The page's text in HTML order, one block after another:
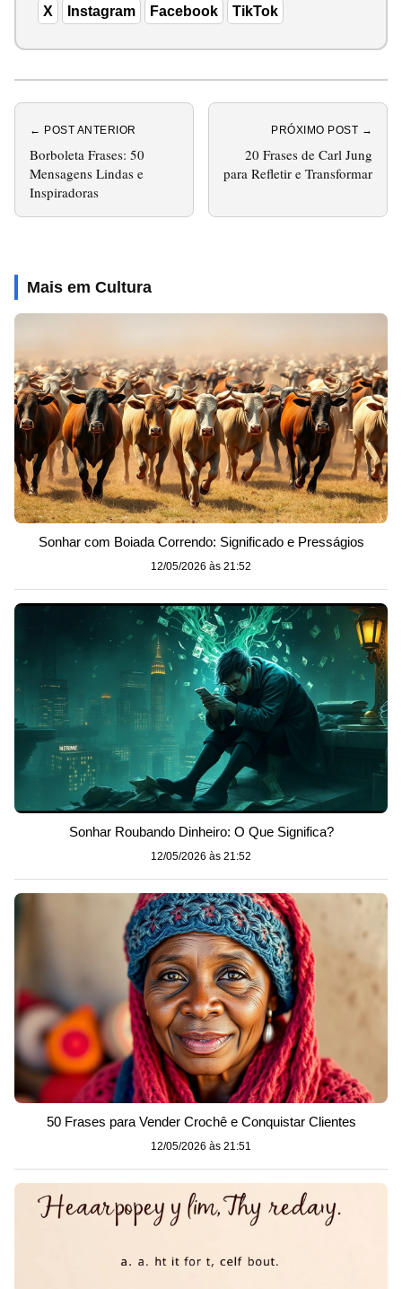
X Instagram Facebook TikTok
← POST ANTERIOR
Borboleta Frases: 50
Mensagens Lindas e
Inspiradoras
PRÓXIMO POST →
20 Frases de Carl Jung
para Refletir e Transformar
Mais em Cultura
Sonhar com Boiada Correndo: Significado e Presságios
12/05/2026 às 21:52
Sonhar Roubando Dinheiro: O Que Significa?
12/05/2026 às 21:52
50 Frases para Vender Crochê e Conquistar Clientes
12/05/2026 às 21:51